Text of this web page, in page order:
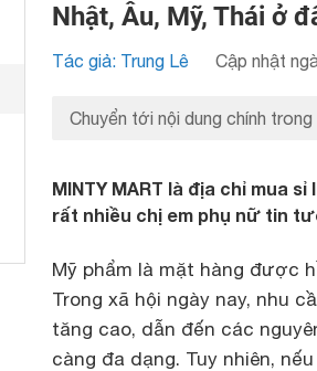
Nhật, Âu, Mỹ, Thái ở
Tác giả: Trung Lê Cập nhật
Chuyển tới nội dung chính trong
MINTY MART là địa chỉ mua
rất nhiều chị em phụ nữ tin
Mỹ phẩm là mặt hàng được
Trong xã hội ngày nay, nhu
tăng cao, dẫn đến các
càng đa dạng. Tuy nhiên,